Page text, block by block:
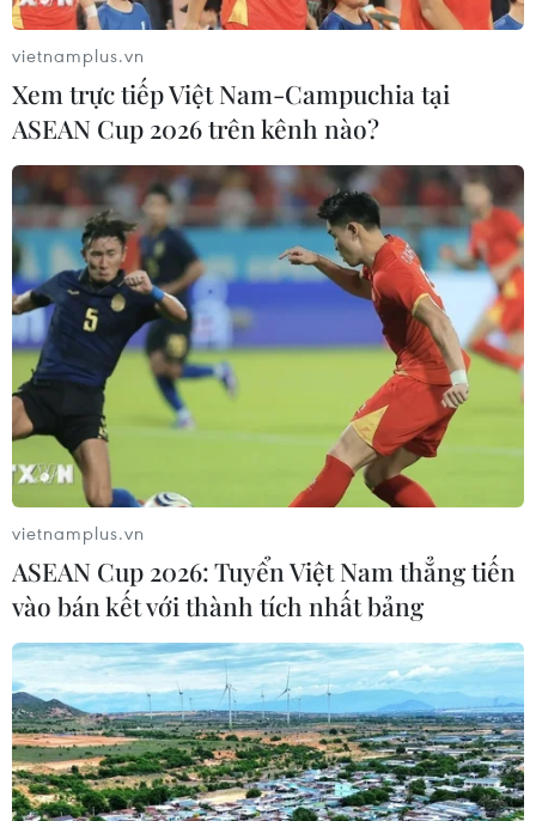
vietnamplus.vn
Xem trực tiếp Việt Nam-Campuchia tại
ASEAN Cup 2026 trên kênh nào?
vietnamplus.vn
ASEAN Cup 2026: Tuyển Việt Nam thẳng tiến
vào bán kết với thành tích nhất bảng